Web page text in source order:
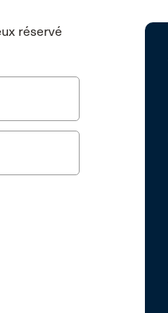
réservé